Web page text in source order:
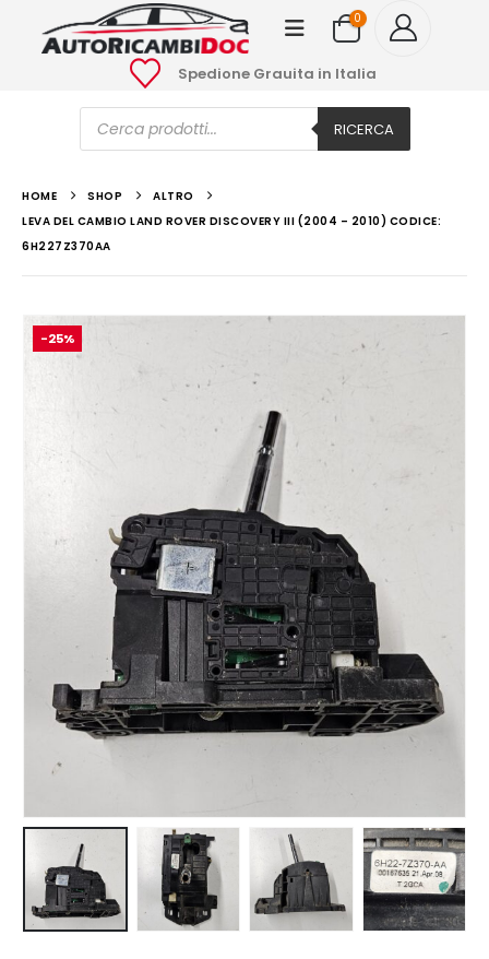
0
Spedione Grauita in Italia
Ricerca
prodotti RICERCA
HOME SHOP
ALTRO
LEVA DEL CAMBIO LAND ROVER DISCOVERY III (2004 – 2010) CODICE:
6H227Z370AA
-25%